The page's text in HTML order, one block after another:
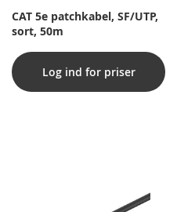
CAT 5e patchkabel, SF/UTP,
sort, 50m
Log ind for priser